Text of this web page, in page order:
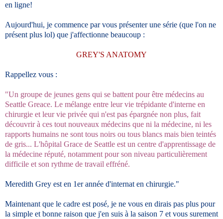
en ligne!
Aujourd'hui, je commence par vous présenter une série (que l'on ne
présent plus lol) que j'affectionne beaucoup :
GREY'S ANATOMY
Rappellez vous :
"Un groupe de jeunes gens qui se battent pour être médecins au
Seattle Greace. Le mélange entre leur vie trépidante d'interne en
chirurgie et leur vie privée qui n'est pas épargnée non plus, fait
découvrir à ces tout nouveaux médecins que ni la médecine, ni les
rapports humains ne sont tous noirs ou tous blancs mais bien teintés
de gris... L'hôpital Grace de Seattle est un centre d'apprentissage de
la médecine réputé, notamment pour son niveau particulièrement
difficile et son rythme de travail effréné.
Meredith Grey est en 1er année d'internat en chirurgie."
Maintenant que le cadre est posé, je ne vous en dirais pas plus pour
la simple et bonne raison que j'en suis à la saison 7 et vous surement